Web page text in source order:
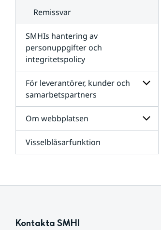
Remissvar
SMHIs hantering av
personuppgifter och
integritetspolicy
För leverantörer, kunder och
samarbetspartners
för
och
Om webbplatsen
för
Visselblåsarfunktion
Kontakta SMHI